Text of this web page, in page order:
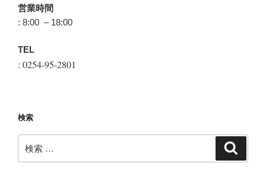
営業時間
: 8:00 – 18:00
TEL
: 0254-95-2801
検索
索: